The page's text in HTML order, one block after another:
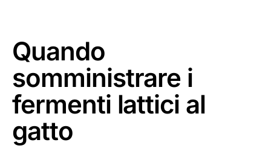
Quando
somministrare i
fermenti lattici al
gatto